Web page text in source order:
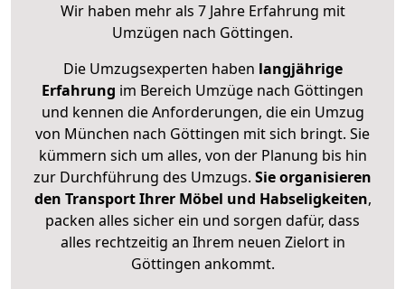
Wir haben mehr als 7 Jahre Erfahrung mit
Umzügen nach Göttingen.
Die Umzugsexperten haben langjährige
Erfahrung im Bereich Umzüge nach Göttingen
und kennen die Anforderungen, die ein Umzug
von München nach Göttingen mit sich bringt. Sie
kümmern sich um alles, von der Planung bis hin
zur Durchführung des Umzugs. Sie organisieren
den Transport Ihrer Möbel und Habseligkeiten,
packen alles sicher ein und sorgen dafür, dass
alles rechtzeitig an Ihrem neuen Zielort in
Göttingen ankommt.